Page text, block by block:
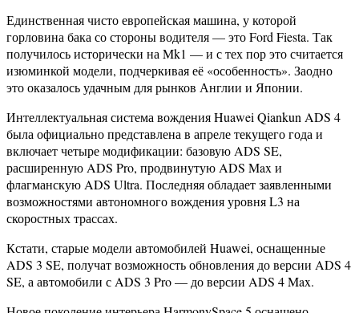
Единственная чисто европейская машина, у которой
горловина бака со стороны водителя — это Ford Fiesta. Так
получилось исторически на Mk1 — и с тех пор это считается
изюминкой модели, подчеркивая её «особенность». Заодно
это оказалось удачным для рынков Англии и Японии.
Интеллектуальная система вождения Huawei Qiankun ADS 4
была официально представлена в апреле текущего года и
включает четыре модификации: базовую ADS SE,
расширенную ADS Pro, продвинутую ADS Max и
флагманскую ADS Ultra. Последняя обладает заявленными
возможностями автономного вождения уровня L3 на
скоростных трассах.
Кстати, старые модели автомобилей Huawei, оснащенные
ADS 3 SE, получат возможность обновления до версии ADS 4
SE, а автомобили с ADS 3 Pro — до версии ADS 4 Max.